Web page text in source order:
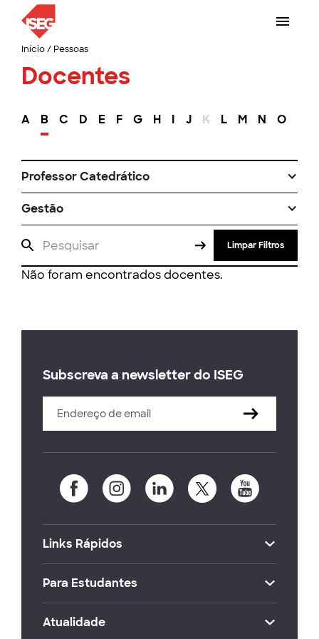
Início/ Pessoas
Docentes
A B C D E F G H I J K L M N O
Professor Catedrático
Gestão
Limpar Filtros
Não foram encontrados docentes.
Subscreva a newsletter do ISEG
Links Rápidos
Para Estudantes
Atualidade